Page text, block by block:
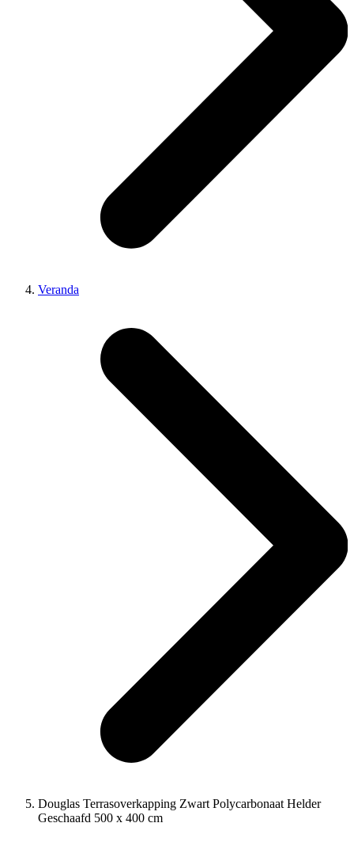
Veranda
Douglas Terrasoverkapping Zwart Polycarbonaat Helder
Geschaafd 500 x 400 cm